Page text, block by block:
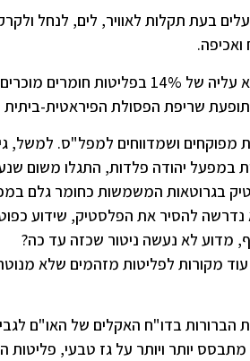
הממצא המדאיג ביותר בדו"ח הוא עליה
שריפת הפסולת הפיראטית-
מפוקחים ושמדווחים למפל"ס. למשל,
במפעל יהודה פלדות, התגלו משום
בגרוטאות המשמשות כחומר גלם
להסיר את הפלסטיק, שידוע
מדוע לא נעשה ניטור שכזה עד כה?
עוד מקורות לפליטות מזהמים שלא
הברורות בדו"ח האקלים של האו"ם
יותר ויותר על גז טבעי,